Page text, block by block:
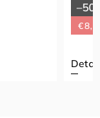
–50
Detail